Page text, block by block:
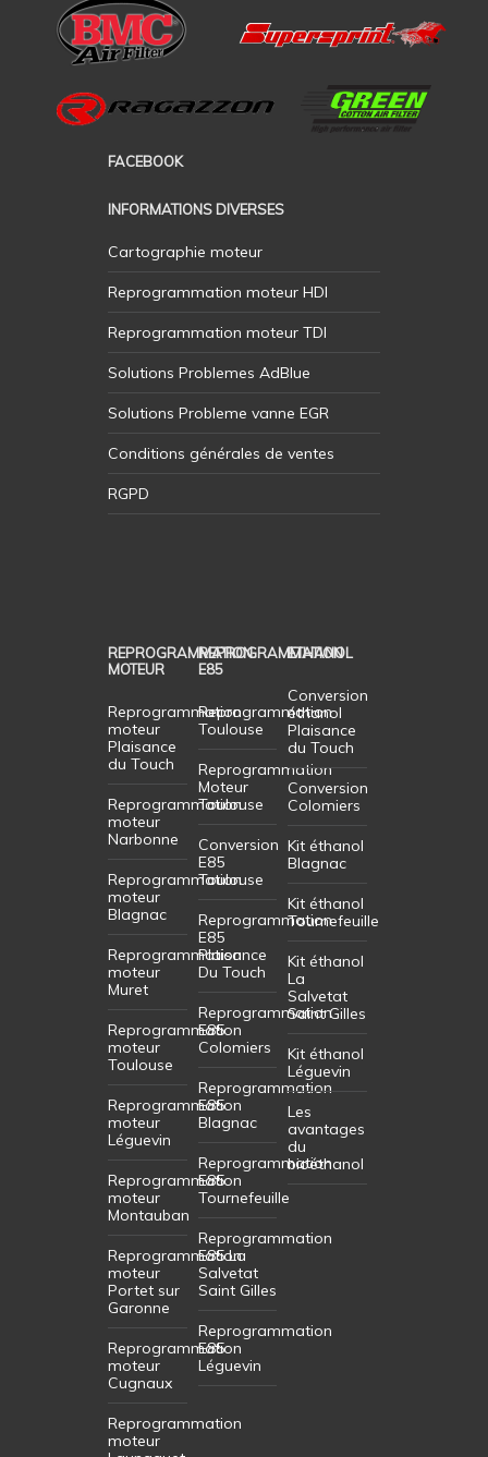
FACEBOOK
INFORMATIONS DIVERSES
Cartographie moteur
Reprogrammation moteur HDI
Reprogrammation moteur TDI
Solutions Problemes AdBlue
Solutions Probleme vanne EGR
Conditions générales de ventes
RGPD
REPROGRAMMATION
MOTEUR
Reprogrammation
moteur
Plaisance
du Touch
Reprogrammation
moteur
Narbonne
Reprogrammation
moteur
Blagnac
Reprogrammation
moteur
Muret
Reprogrammation
moteur
Toulouse
Reprogrammation
moteur
Léguevin
Reprogrammation
moteur
Montauban
Reprogrammation
moteur
Portet sur
Garonne
Reprogrammation
moteur
Cugnaux
Reprogrammation
moteur
REPROGRAMMATION
E85
Reprogrammation
Toulouse
Reprogrammation
Moteur
Toulouse
Conversion
E85
Toulouse
Reprogrammation
E85
Plaisance
Du Touch
Reprogrammation
E85
Colomiers
Reprogrammation
E85
Blagnac
Reprogrammation
E85
Tournefeuille
Reprogrammation
E85 La
Salvetat
Saint Gilles
Reprogrammation
E85
Léguevin
ETHANOL
Conversion
éthanol
Plaisance
du Touch
Conversion
Colomiers
Kit éthanol
Blagnac
Kit éthanol
Tournefeuille
Kit éthanol
La
Salvetat
Saint Gilles
Kit éthanol
Léguevin
Les
avantages
du
bioéthanol